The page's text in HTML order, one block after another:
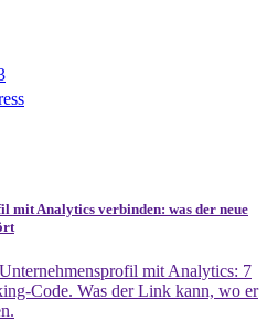
mit Analytics verbinden: was der neue
mit Analytics: 7
Code. Was der Link kann, wo er